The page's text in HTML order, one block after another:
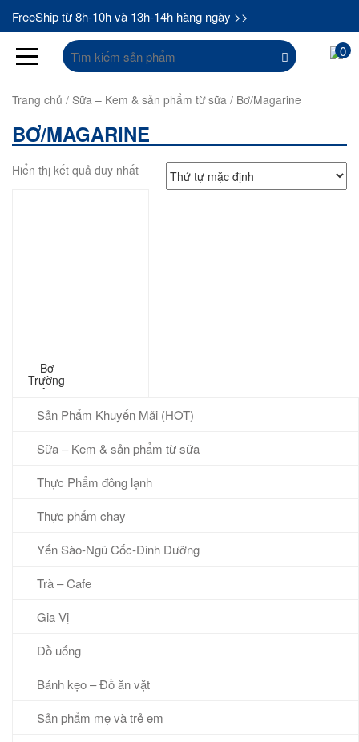
FreeShip từ 8h-10h và 13h-14h hàng ngày >>
Tìm
kiếm:
0
Sản Phẩm Khuyến Mãi (HOT)
Sữa – Kem & sản phẩm từ sữa
Thực Phẩm đông lạnh
Thực phẩm chay
Yến Sào-Ngũ Cốc-Dinh Dưỡng
Trà – Cafe
Gia Vị
Đồ uống
Bánh kẹo – Đồ ăn vặt
Sản phẩm mẹ và trẻ em
Trang chủ / Sữa – Kem & sản phẩm từ sữa / Bơ/Magarine
BƠ/MAGARINE
Hiển thị kết quả duy nhất
Bơ
Trường
An